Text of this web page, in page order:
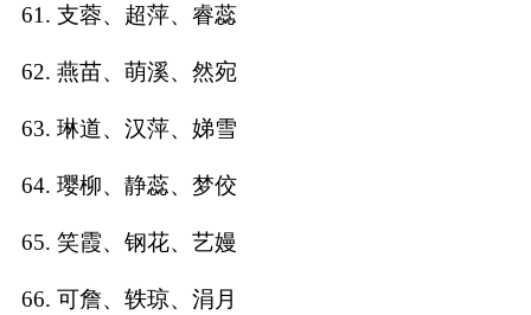
61. 支蓉、超萍、睿蕊
62. 燕苗、萌溪、然宛
63. 琳道、汉萍、娣雪
64. 璎柳、静蕊、梦佼
65. 笑霞、钢花、艺嫚
66. 可詹、轶琼、涓月